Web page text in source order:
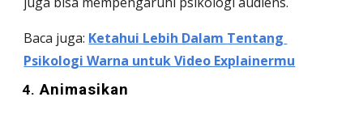
Baca juga: Ketahui Lebih Dalam Tentang
Psikologi Warna untuk Video Explainermu
Animasikan